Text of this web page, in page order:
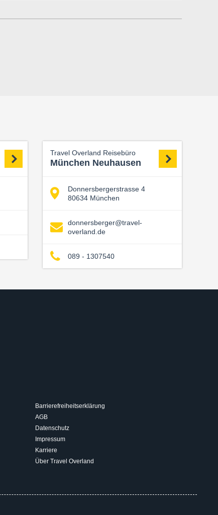
Travel Overland Reisebüro
München Neuhausen
Donnersbergerstrasse 4
80634 München
donnersberger@travel-
overland.de
089 - 1307540
Barrierefreiheitserklärung
AGB
Datenschutz
Impressum
Karriere
Über Travel Overland